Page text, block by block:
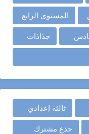
المستوى الرابع
جذاذات
ثالثة إعدادي
جذع مشترك